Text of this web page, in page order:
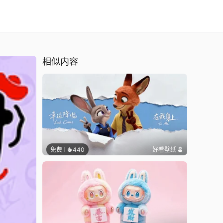
相似内容
免费 440 好看壁纸